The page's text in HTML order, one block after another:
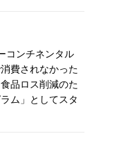
コンチネンタル
費されなかった
品ロス削減のた
ム」としてスタ